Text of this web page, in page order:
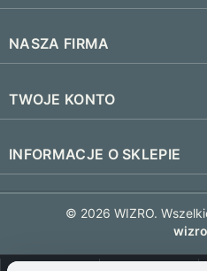
Najczęściej kupowane
NASZA FIRMA
Regulamin
Kontakt
TWOJE KONTO
Utwórz konto
INFORMACJE O SKLEPIE
© 2026 WIZRO.